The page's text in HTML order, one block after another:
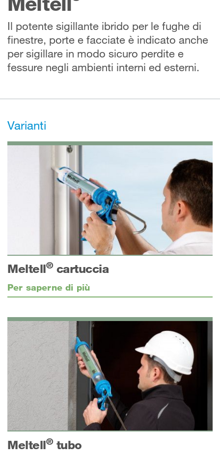
Il potente sigillante ibrido per le fughe di
finestre, porte e facciate è indicato anche
per sigillare in modo sicuro perdite e
fessure negli ambienti interni ed esterni.
Varianti
Meltell®cartuccia
Per saperne di più
Meltell®tubo